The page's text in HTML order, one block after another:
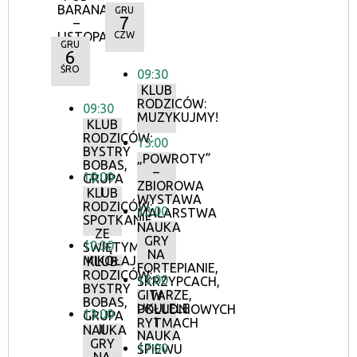
BARANAMI
–
LISTOPAD
GRU
6
ŚRO
09:30
KLUB
RODZICÓW:
BYSTRY
BOBAS,
GRUPA
I
10:00
KLUB
RODZICÓW:
SPOTKANIE
ZE
ŚWIĘTYM
MIKOŁAJEM
10:30
KLUB
RODZICÓW:
BYSTRY
BOBAS,
GRUPA
II
13:00
NAUKA
GRY
GRU
7
CZW
09:30
KLUB
RODZICÓW:
MUZYKUJMY!
13:00
„POWROTY”
–
ZBIOROWA
WYSTAWA
MALARSTWA
13:00
NAUKA
GRY
NA
FORTEPIANIE,
SKRZYPCACH,
GITARZE,
UKULELE
I
NAUKA
ŚPIEWU
15:00
W
POŁUDNIOWYCH
RYTMACH
17:00